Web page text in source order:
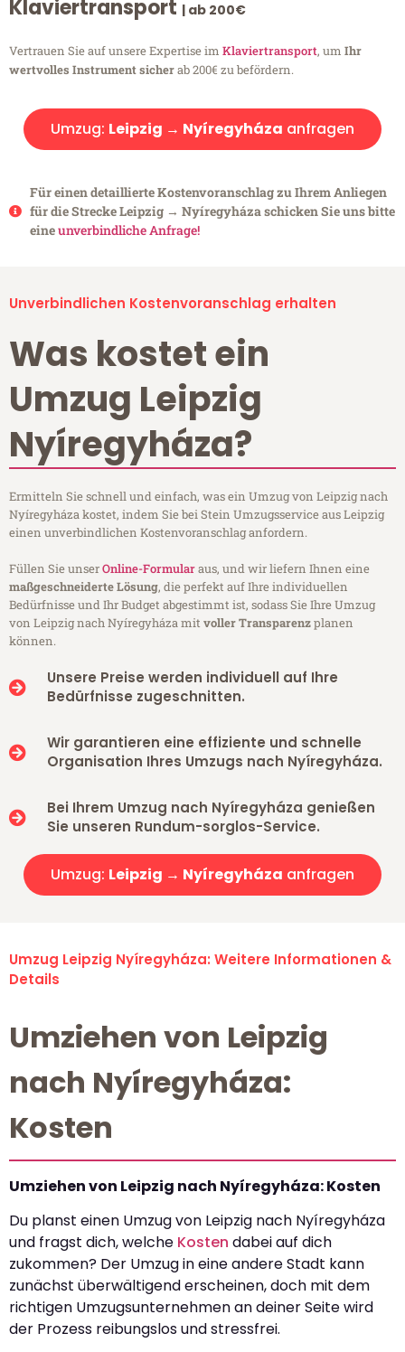
Klaviertransport | ab 200€
Vertrauen Sie auf unsere Expertise im Klaviertransport, um Ihr
wertvolles Instrument sicherab 200€ zu befördern.
Umzug: Leipzig → Nyíregyháza anfragen
Für einen detaillierte Kostenvoranschlag zu Ihrem Anliegen
für die Strecke Leipzig → Nyíregyháza schicken Sie uns bitte
eineunverbindliche Anfrage!
Unverbindlichen Kostenvoranschlag erhalten
Was kostet ein
Umzug Leipzig
Nyíregyháza?
Ermitteln Sie schnell und einfach, was ein Umzug von Leipzig nach
Nyíregyháza kostet, indem Sie bei Stein Umzugsservice aus Leipzig
einen unverbindlichen Kostenvoranschlag anfordern.
Füllen Sie unserOnline-Formularaus, und wir liefern Ihnen eine
maßgeschneiderte Lösung, die perfekt auf Ihre individuellen
Bedürfnisse und Ihr Budget abgestimmt ist, sodass Sie Ihre Umzug
von Leipzig nach Nyíregyháza mitvoller Transparenzplanen
können.
Unsere Preise werden individuell auf Ihre
Bedürfnisse zugeschnitten.
Wir garantieren eine effiziente und schnelle
Organisation Ihres Umzugs nach Nyíregyháza.
Bei Ihrem Umzug nach Nyíregyháza genießen
Sie unseren Rundum-sorglos-Service.
Umzug: Leipzig → Nyíregyháza anfragen
Umzug Leipzig Nyíregyháza: Weitere Informationen &
Details
Umziehen von Leipzig
nach Nyíregyháza:
Kosten
Umziehen von Leipzig nach Nyíregyháza: Kosten
Du planst einen Umzug von Leipzig nach Nyíregyháza
und fragst dich, welche Kosten dabei auf dich
zukommen? Der Umzug in eine andere Stadt kann
zunächst überwältigend erscheinen, doch mit dem
richtigen Umzugsunternehmen an deiner Seite wird
der Prozess reibungslos und stressfrei.